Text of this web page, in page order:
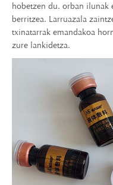
hobetzen du. orban ilunak
berritzea. Larruazala
txinatarrak emandakoa
zure lankidetza.